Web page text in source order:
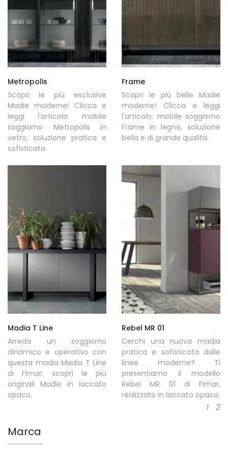
Metropolis
Scopri le più esclusive
Madie moderne! Clicca e
leggi l'articolo: mobile
soggiorno Metropolis in
vetro, soluzione pratica e
sofisticata.
Frame
Scopri le più belle Madie
moderne! Clicca e leggi
l'articolo: mobile soggiorno
Frame in legno, soluzione
bella e di grande qualità.
Madia T Line
Arreda un soggiorno
dinamico e operativo con
questa madia Madia T Line
di Fimar: scopri le più
originali Madie in laccato
opaco.
Rebel MR 01
Cerchi una nuova madia
pratica e sofisticata dalle
linee moderne? Ti
presentiamo il modello
Rebel MR 01 di Fimar,
realizzato in laccato opaco.
1 2
Marca